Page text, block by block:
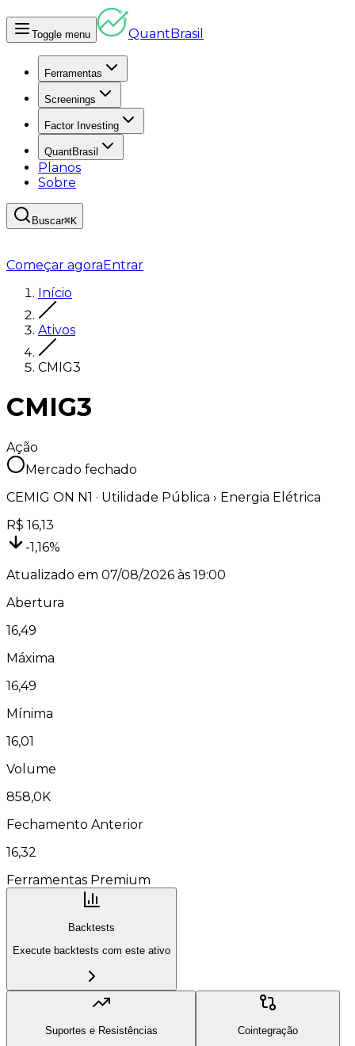
Toggle menu QuantBrasil
Ferramentas
Screenings
Factor Investing
QuantBrasil
Planos
Sobre
Buscar⌘K
Começar agoraEntrar
Início
Ativos
CMIG3
CMIG3
Ação
Mercado fechado
CEMIG ON N1 · Utilidade Pública › Energia Elétrica
R$ 16,13
-1,16%
Atualizado em 07/08/2026 às 19:00
Abertura
16,49
Máxima
16,49
Mínima
16,01
Volume
858,0K
Fechamento Anterior
16,32
Ferramentas Premium
Backtests
Execute backtests com este ativo
Suportes e Resistências
Cointegração